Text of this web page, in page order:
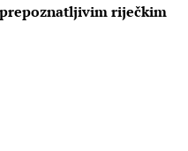
riječkim